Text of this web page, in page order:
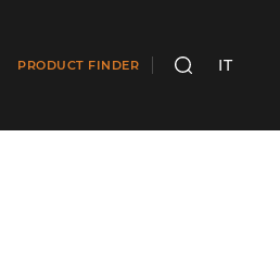
PRODUCT FINDER CERCAIT